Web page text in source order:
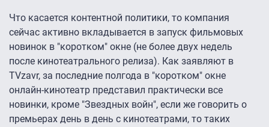
Что касается контентной политики, то компания
сейчас активно вкладывается в запуск фильмовых
новинок в "коротком" окне (не более двух недель
после кинотеатрального релиза). Как заявляют в
TVzavr, за последние полгода в "коротком" окне
онлайн-кинотеатр представил практически все
новинки, кроме "Звездных войн", если же говорить о
премьерах день в день с кинотеатрами, то таких